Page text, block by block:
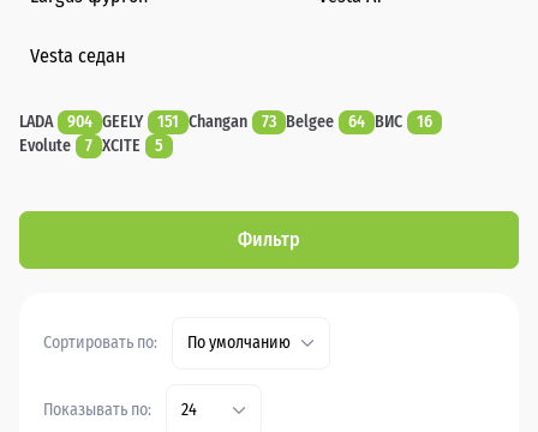
Vesta седан
LADA 904 GEELY 151 Changan 73 Belgee 64 ВИС
16
Evolute
7 XCITE 5
Фильтр
Сортировать по: По умолчанию
Показывать по: 24